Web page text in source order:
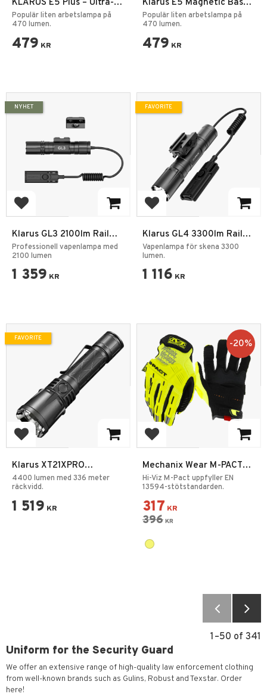
KLARUS E5 Plus – Ultra-
Slim 3-i-1 EDC Ficklampa
med Magnet & USB-C
Populär liten arbetslampa på
470 lumen.
479 KR
Klarus E5 Magnetic Base
EDC Tool Light
Populär liten arbetslampa på
470 lumen.
479 KR
Add to favorites
Klarus GL3 2100lm Rail
Light IPX6 Vapen
Ficklampa
Professionell vapenlampa med
2100 lumen
1 359 KR
NYHET
Add to favorites
Klarus GL4 3300lm Rail
Light IPX8 Vapen
Ficklampa
Vapenlampa för skena 3300
lumen.
1 116 KR
FAVORITE
Add to favorites
Klarus XT21XPRO
Ficklampa 4400LM
4400 lumen med 336 meter
räckvidd.
1 519 KR
FAVORITE
Add to favorites
Mechanix Wear M-PACT®
Hi-Viz Yellow Handskar
Hi-Viz M-Pact uppfyller EN
13594-stötstandarden.
317 KR
396 KR
20%
1–50 of 341
Uniform for the Security Guard
We offer an extensive range of high-quality law enforcement clothing
from well-known brands such as Gulins, Robust and Texstar. Order
here!